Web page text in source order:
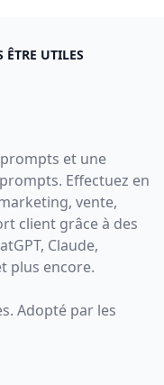
ÊTRE UTILES
et une
Effectuez en
vente,
client grâce à des
Claude,
plus encore.
Adopté par les